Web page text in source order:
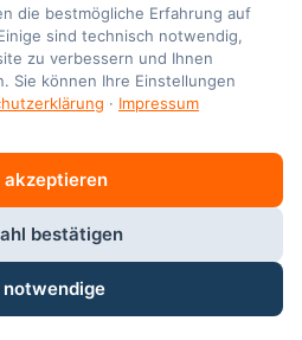
die bestmögliche Erfahrung auf
sind technisch notwendig,
zu verbessern und Ihnen
Sie können Ihre Einstellungen
· Impressum
akzeptieren
bestätigen
notwendige